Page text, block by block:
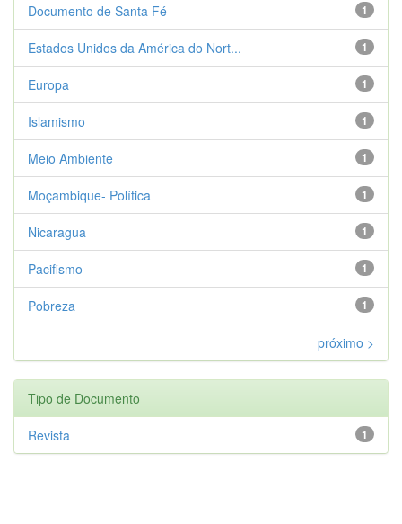
1
Documento de Santa Fé
1
Estados Unidos da América do Nort...
1
Europa
1
Islamismo
1
Meio Ambiente
1
Moçambique- Política
1
Nicaragua
1
Pacifismo
1
Pobreza
próximo >
Tipo de Documento
1
Revista